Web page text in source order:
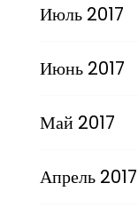
Июль 2017
Июнь 2017
Май 2017
Апрель 2017